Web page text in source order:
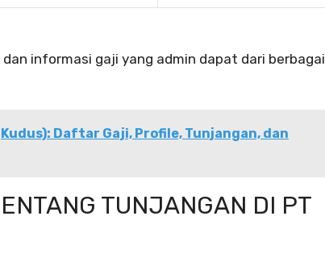
informasi gaji yang admin dapat dari berbagai
Daftar Gaji, Profile, Tunjangan, dan
TUNJANGAN DI PT